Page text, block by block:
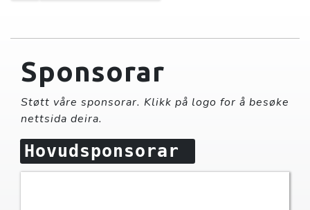
Sponsorar
Støtt våre sponsorar. Klikk på logo for å besøke
nettsida deira.
Hovudsponsorar